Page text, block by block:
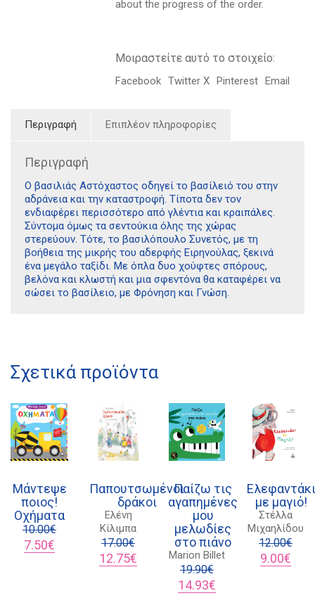
about the progress of the order.
Μοιραστείτε αυτό το στοιχείο:
Facebook Twitter X Pinterest Email
Περιγραφή Επιπλέον πληροφορίες
Περιγραφή
Ο βασιλιάς Αστόχαστος οδηγεί το βασίλειό του στην
αδράνεια και την καταστροφή. Τίποτα δεν τον
ενδιαφέρει περισσότερο από γλέντια και κραιπάλες.
Σύντομα όμως τα σεντούκια όλης της χώρας
στερεύουν. Τότε, το βασιλόπουλο Συνετός, με τη
βοήθεια της μικρής του αδερφής Ειρηνούλας, ξεκινά
ένα μεγάλο ταξίδι. Με όπλα δυο χούφτες σπόρους,
βελόνα και κλωστή και μια σφεντόνα θα καταφέρει να
σώσει το βασίλειο, με Φρόνηση και Γνώση.
Σχετικά προϊόντα
Μάντεψε
ποιος!
Οχήματα
10.00€
Original
price
7.50€
τρέχουσα
Παπουτσωμένοι
δράκοι
Ελένη
Κίλιμπα
17.00€
Original
price
12.75€
τρέχουσα
Παίζω τις
αγαπημένες
μου
μελωδίες
στο πιάνο
Marion Billet
19.90€
Original
14.93€
Ελεφαντάκι
με μαγιό!
Στέλλα
Μιχαηλίδου
12.00€
Original
price
9.00€
21 1750 8340
Πολιτική προστασίας δεδομένων
Πολιτική επιστροφών
Τρόποι Πληρωμής
Όροι χρήσης
Αποστολές